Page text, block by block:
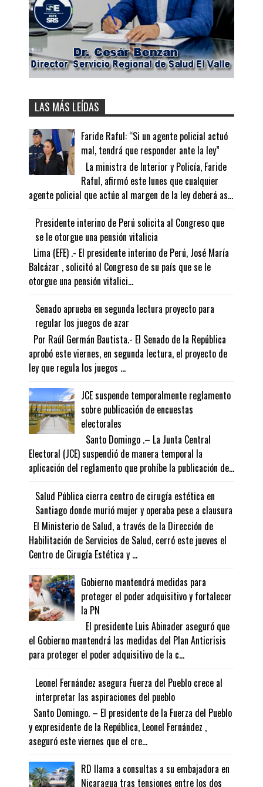
LAS MÁS LEÍDAS
Faride Raful: “Si un agente policial actuó
mal, tendrá que responder ante la ley”
La ministra de Interior y Policía, Faride
Raful, afirmó este lunes que cualquier
agente policial que actúe al margen de la ley deberá as...
Presidente interino de Perú solicita al Congreso que
se le otorgue una pensión vitalicia
Lima (EFE) .- El presidente interino de Perú, José María
Balcázar , solicitó al Congreso de su país que se le
otorgue una pensión vitalici...
Senado aprueba en segunda lectura proyecto para
regular los juegos de azar
Por Raúl Germán Bautista.- El Senado de la República
aprobó este viernes, en segunda lectura, el proyecto de
ley que regula los juegos ...
JCE suspende temporalmente reglamento
sobre publicación de encuestas
electorales
Santo Domingo .– La Junta Central
Electoral (JCE) suspendió de manera temporal la
aplicación del reglamento que prohíbe la publicación de...
Salud Pública cierra centro de cirugía estética en
Santiago donde murió mujer y operaba pese a clausura
El Ministerio de Salud, a través de la Dirección de
Habilitación de Servicios de Salud, cerró este jueves el
Centro de Cirugía Estética y ...
Gobierno mantendrá medidas para
proteger el poder adquisitivo y fortalecer
la PN
El presidente Luis Abinader aseguró que
el Gobierno mantendrá las medidas del Plan Anticrisis
para proteger el poder adquisitivo de la c...
Leonel Fernández asegura Fuerza del Pueblo crece al
interpretar las aspiraciones del pueblo
Santo Domingo. – El presidente de la Fuerza del Pueblo
y expresidente de la República, Leonel Fernández ,
aseguró este viernes que el cre...
RD llama a consultas a su embajadora en
Nicaragua tras tensiones entre los dos